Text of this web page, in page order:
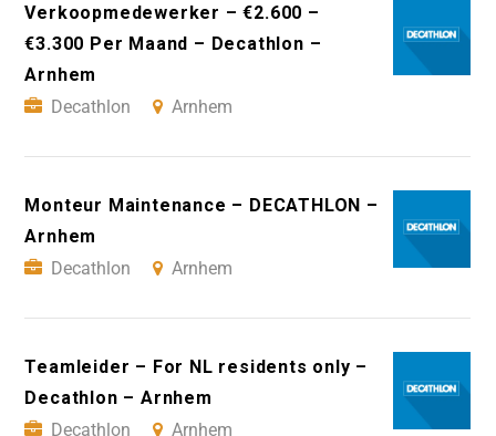
Verkoopmedewerker – €2.600 –
€3.300 Per Maand – Decathlon –
Arnhem
Decathlon
Arnhem
Monteur Maintenance – DECATHLON –
Arnhem
Decathlon
Arnhem
Teamleider – For NL residents only –
Decathlon – Arnhem
Decathlon
Arnhem